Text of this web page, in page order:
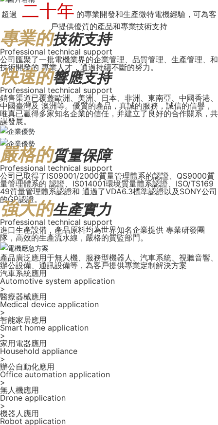
超過 二十年 的專業開發和生產微特電機經驗，可為客
戶提供優質的產品和專業技術支持
專業的技術支持
Professional technical support
公司匯聚了一批電機業界的企業管理、品質管理、生產管理、和
技術開發的 專業人才，通過持續不斷的努力。
快速的響應支持
Professional technical support
銷售渠道已覆蓋歐洲、美洲、日本、非洲、東南亞、中國香港、
中國臺灣及 澳洲等。優質的產品，真誠的服務，誠信的信譽，
唯真已贏得多家知名企業的信任，并建立了良好的合作關系，共
謀發展。
嚴格的質量保障
Professional technical support
公司已取得了IS09001/2000質量管理體系的認證、QS9000質
量管理體系的 認證、IS014001環境質量體系認證、ISO/TS169
49質量管理體系認證和 通過了VDA6.3標準認證以及SONY公司
的GP認證。
強大的生產實力
Professional technical support
進口生產設備，產品原料均為世界知名企業提供 專業研發團
隊，高效的生產流水線，嚴格的質監部門。
產品廣泛應用于無人機、服務型機器人、汽車系統、視聽音響、
辦公設備、通訊設備等，為客戶提供專業定制解決方案
汽車系統應用
Automotive system application
>
醫療器械應用
Medical device application
>
智能家居應用
Smart home application
>
家用電器應用
Household appliance
>
辦公自動化應用
Office automation application
>
無人機應用
Drone application
>
機器人應用
Robot application